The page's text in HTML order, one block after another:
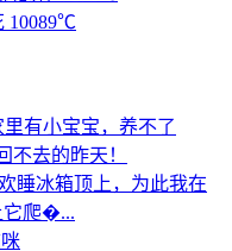
10089℃
有小宝宝，养不了
不去的昨天！
睡冰箱顶上，为此我在
它爬�...